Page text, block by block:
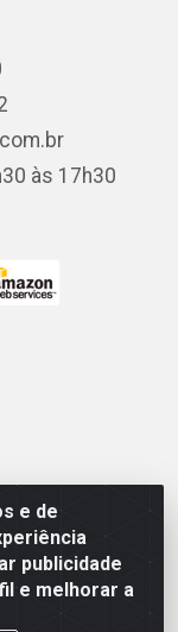
e de
publicidade
e melhorar a
às 17h30